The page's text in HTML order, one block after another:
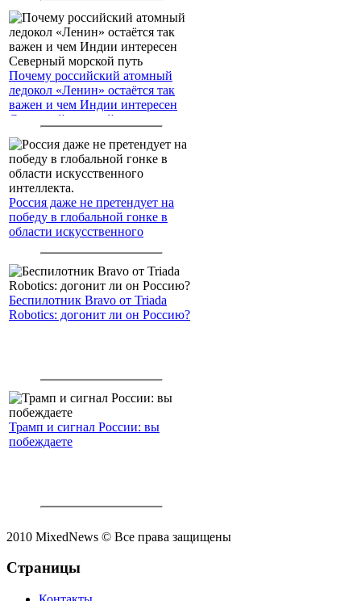
Почему российский атомный
ледокол «Ленин» остаётся так
важен и чем Индии интересен
Северный морской путь
Россия даже не претендует на
победу в глобальной гонке в
области искусственного
Беспилотник Bravo от Triada
Robotics: догонит ли он Россию?
Трамп и сигнал России: вы
побеждаете
2010 MixedNews © Все права защищены
Страницы